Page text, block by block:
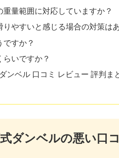
量範囲に対応していますか？
やすいと感じる場合の対策は
すか？
いですか？
ンベル 口コミ レビュー 評判ま
ダンベルの悪い口